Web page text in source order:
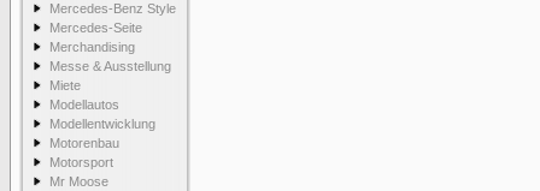
Mercedes-Benz Style
Mercedes-Seite
Merchandising
Messe & Ausstellung
Miete
Modellautos
Modellentwicklung
Motorenbau
Motorsport
Mr Moose